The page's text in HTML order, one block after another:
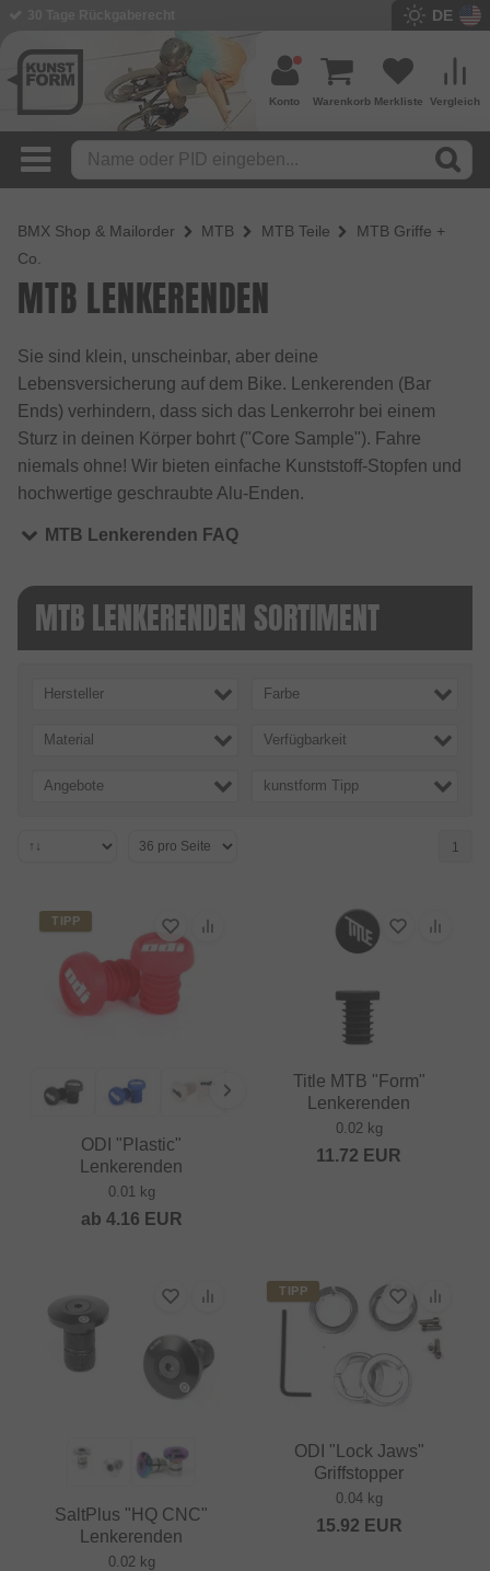
DE
Vergleich
Merkliste
Warenkorb
Konto
BMX Shop & Mailorder MTB MTB Teile
MTB Griffe +
Co.
MTB LENKERENDEN
Sie sind klein, unscheinbar, aber deine
Lebensversicherung auf dem Bike. Lenkerenden (Bar
Ends) verhindern, dass sich das Lenkerrohr bei einem
Sturz in deinen Körper bohrt ("Core Sample"). Fahre
niemals ohne! Wir bieten einfache Kunststoff-Stopfen und
hochwertige geschraubte Alu-Enden.
MTB Lenkerenden FAQ
MTB LENKERENDEN SORTIMENT
Hersteller Farbe
Material Verfügbarkeit
Angebote kunstform Tipp
1
TIPP
ODI "Plastic"
Lenkerenden
0.01 kg
ab 4.16 EUR
Title MTB "Form"
Lenkerenden
0.02 kg
11.72 EUR
SaltPlus "HQ CNC"
Lenkerenden
0.02 kg
TIPP
ODI "Lock Jaws"
Griffstopper
0.04 kg
15.92 EUR